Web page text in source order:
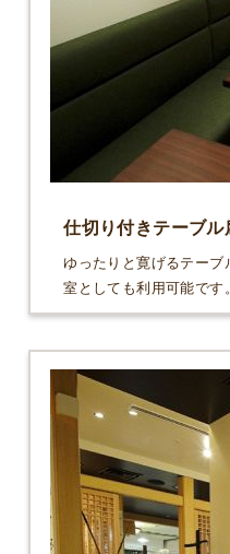
仕切り付きテーブル
ゆったりと寛げるテー
室としても利用可能です。